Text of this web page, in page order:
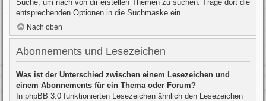
Suche, um nach von dir erstellen Themen zu suchen. Trage dort die
entsprechenden Optionen in die Suchmaske ein.
Nach oben
Abonnements und Lesezeichen
Was ist der Unterschied zwischen einem Lesezeichen und
einem Abonnements für ein Thema oder Forum?
In phpBB 3.0 funktionierten Lesezeichen ähnlich den Lesezeichen